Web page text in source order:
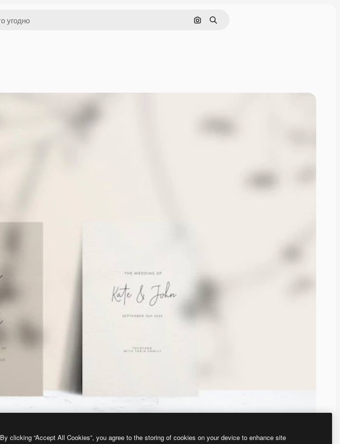
Поиск по изображению
Поиск
By clicking “Accept All Cookies”, you agree to the storing of cookies on your device to enhance site